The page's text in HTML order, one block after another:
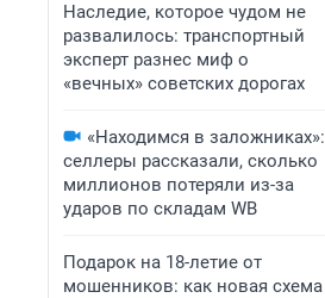
Наследие, которое чудом не
развалилось: транспортный
эксперт разнес миф о
«вечных» советских дорогах
«Находимся в заложниках»:
селлеры рассказали, сколько
миллионов потеряли из-за
ударов по складам WB
Подарок на 18-летие от
мошенников: как новая схема